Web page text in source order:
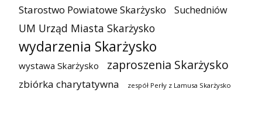
Starostwo Powiatowe Skarżysko Suchedniów
UM Urząd Miasta Skarżysko
wydarzenia Skarżysko
wystawa Skarżysko zaproszenia Skarżysko
zbiórka charytatywna zespół Perły z Lamusa Skarżysko